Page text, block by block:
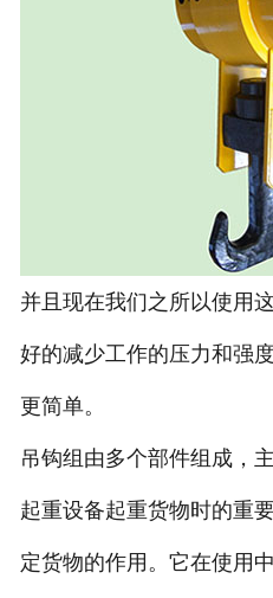
并且现在我们之所以使用
好的减少工作的压力和强
更简单。
吊钩组由多个部件组成，
起重设备起重货物时的重
定货物的作用。它在使用